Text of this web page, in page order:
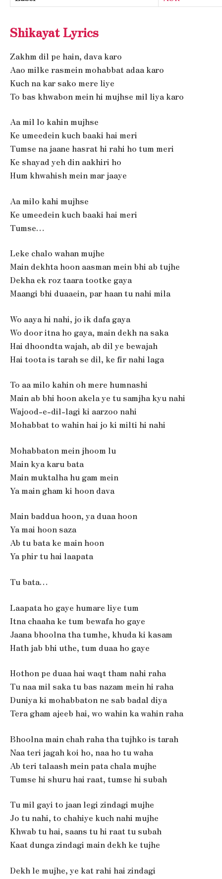
Shikayat Lyrics
Zakhm dil pe hain, dava karo
Aao milke rasmein mohabbat adaa karo
Kuch na kar sako mere liye
To bas khwabon mein hi mujhse mil liya karo
Aa mil lo kahin mujhse
Ke umeedein kuch baaki hai meri
Tumse na jaane hasrat hi rahi ho tum meri
Ke shayad yeh din aakhiri ho
Hum khwahish mein mar jaaye
Aa milo kahi mujhse
Ke umeedein kuch baaki hai meri
Tumse…
Leke chalo wahan mujhe
Main dekhta hoon aasman mein bhi ab tujhe
Dekha ek roz taara tootke gaya
Maangi bhi duaaein, par haan tu nahi mila
Wo aaya hi nahi, jo ik dafa gaya
Wo door itna ho gaya, main dekh na saka
Hai dhoondta wajah, ab dil ye bewajah
Hai toota is tarah se dil, ke fir nahi laga
To aa milo kahin oh mere humnashi
Main ab bhi hoon akela ye tu samjha kyu nahi
Wajood-e-dil-lagi ki aarzoo nahi
Mohabbat to wahin hai jo ki milti hi nahi
Mohabbaton mein jhoom lu
Main kya karu bata
Main muktalha hu gam mein
Ya main gham ki hoon dava
Main baddua hoon, ya duaa hoon
Ya mai hoon saza
Ab tu bata ke main hoon
Ya phir tu hai laapata
Tu bata…
Laapata ho gaye humare liye tum
Itna chaaha ke tum bewafa ho gaye
Jaana bhoolna tha tumhe, khuda ki kasam
Hath jab bhi uthe, tum duaa ho gaye
Hothon pe duaa hai waqt tham nahi raha
Tu naa mil saka tu bas nazam mein hi raha
Duniya ki mohabbaton ne sab badal diya
Tera gham ajeeb hai, wo wahin ka wahin raha
Bhoolna main chah raha tha tujhko is tarah
Naa teri jagah koi ho, naa ho tu waha
Ab teri talaash mein pata chala mujhe
Tumse hi shuru hai raat, tumse hi subah
Tu mil gayi to jaan legi zindagi mujhe
Jo tu nahi, to chahiye kuch nahi mujhe
Khwab tu hai, saans tu hi raat tu subah
Kaat dunga zindagi main dekh ke tujhe
Dekh le mujhe, ye kat rahi hai zindagi